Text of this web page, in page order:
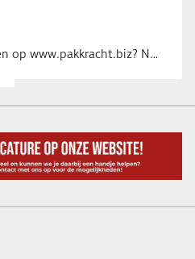
Uw vacature voor 4 weken op www.pakkracht.biz? Neem dan contact op met Yannick van …